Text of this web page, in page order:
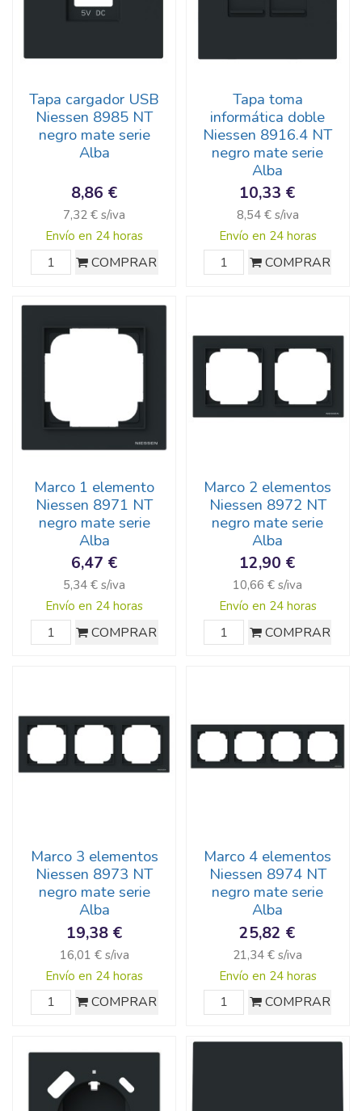
Tapa cargador USB
Niessen 8985 NT
negro mate serie
Alba
8,86 €
7,32 € s/iva
Envío en 24 horas
COMPRAR
Tapa toma
informática doble
Niessen 8916.4 NT
negro mate serie
Alba
10,33 €
8,54 € s/iva
Envío en 24 horas
COMPRAR
Marco 1 elemento
Niessen 8971 NT
negro mate serie
Alba
6,47 €
5,34 € s/iva
Envío en 24 horas
COMPRAR
Marco 2 elementos
Niessen 8972 NT
negro mate serie
Alba
12,90 €
10,66 € s/iva
Envío en 24 horas
COMPRAR
Marco 3 elementos
Niessen 8973 NT
negro mate serie
Alba
19,38 €
16,01 € s/iva
Envío en 24 horas
COMPRAR
Marco 4 elementos
Niessen 8974 NT
negro mate serie
Alba
25,82 €
21,34 € s/iva
Envío en 24 horas
COMPRAR